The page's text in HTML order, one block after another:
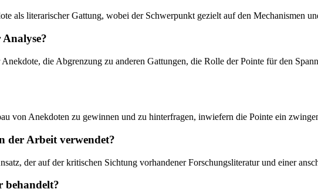
als literarischer Gattung, wobei der Schwerpunkt gezielt auf den Mechanismen
die Abgrenzung zu anderen Gattungen, die Rolle der Pointe für den
von Anekdoten zu gewinnen und zu hinterfragen, inwiefern die Pointe ein
der Arbeit verwendet?
der auf der kritischen Sichtung vorhandener Forschungsliteratur und einer